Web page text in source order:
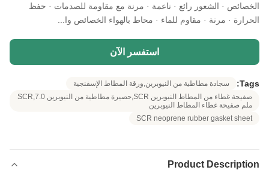
الخصائص · الشعور رائع · ناعمة · مرنة مع مقاومة للصدمات · حفظ
الحرارة · مرنة · مقاوم للماء · محاط بالهواء الخصائص وا...
استفسر الآن
Tags:
سجادة مطاطية من النيوبرين,ورقة المطاط الإسفنجية
صفيحة غطاء من المطاط النيوبرين SCR,حصيرة مطاطية من النيوبرين SCR,7.0
ملم صفيحة غطاء المطاط النيوبرين
SCR neoprene rubber gasket sheet
Product Description